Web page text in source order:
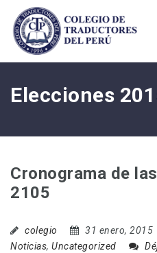
Elecciones
Cronograma de
2105
colegio 31 enero, 2015
Noticias, Uncategorized